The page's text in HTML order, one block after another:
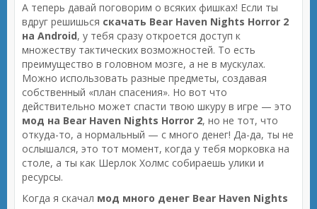
А теперь давай поговорим о всяких фишках! Если ты
вдруг решишься скачать Bear Haven Nights Horror 2
на Android, у тебя сразу откроется доступ к
множеству тактических возможностей. То есть
преимущество в головном мозге, а не в мускулах.
Можно использовать разные предметы, создавая
собственный «план спасения». Но вот что
действительно может спасти твою шкуру в игре — это
мод на Bear Haven Nights Horror 2, но не тот, что
откуда-то, а нормальный — с много денег! Да-да, ты не
ослышался, это тот момент, когда у тебя морковка на
столе, а ты как Шерлок Холмс собираешь улики и
ресурсы.
Когда я скачал мод много денег Bear Haven Nights